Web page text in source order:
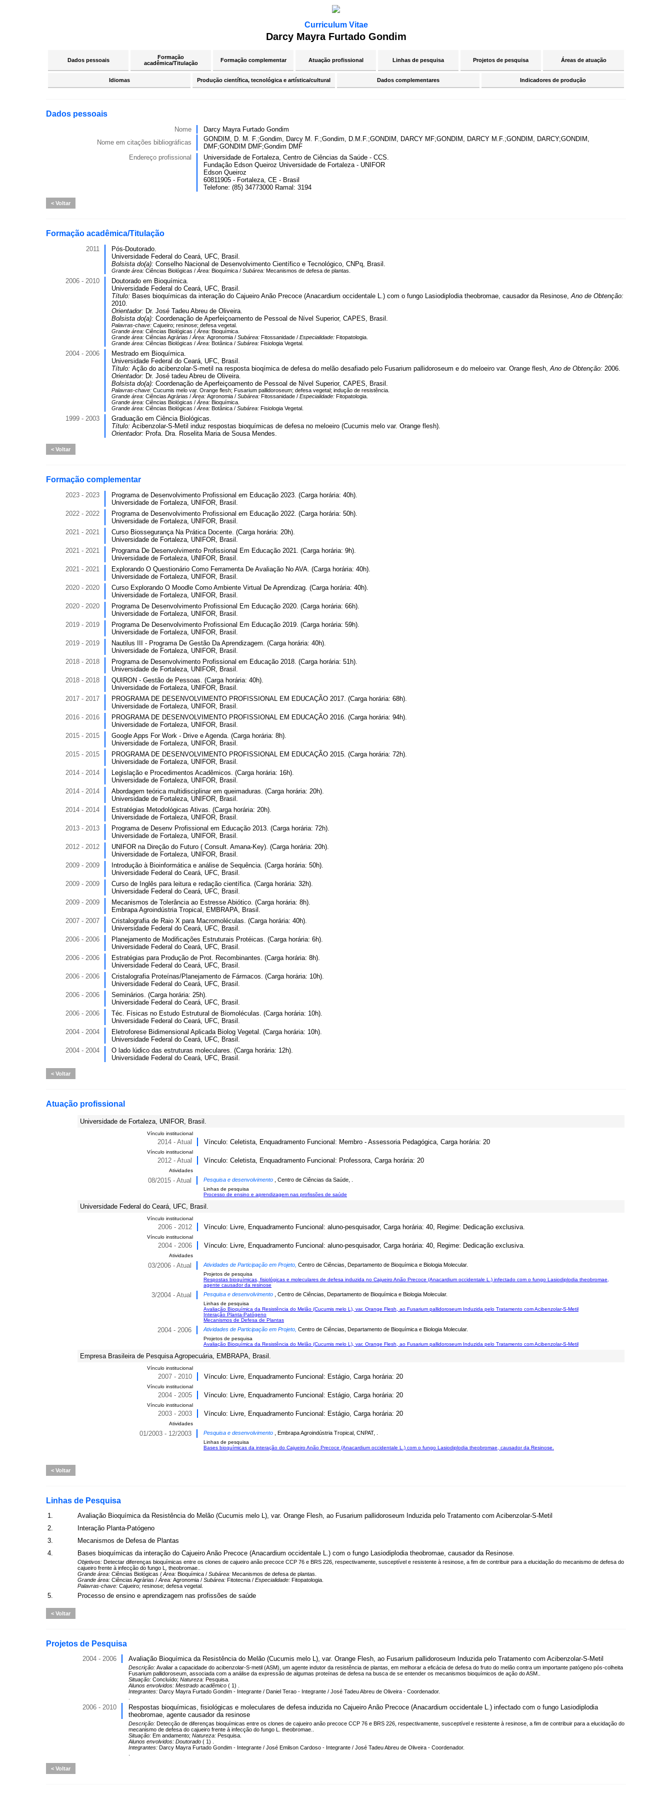
Curriculum Vitae
Darcy Mayra Furtado Gondim
Dados pessoais
Formação
acadêmica/Titulação
Formação complementar Atuação profissional Linhas de pesquisa Projetos de pesquisa Áreas de atuação
Idiomas Produção científica, tecnológica e artística/cultural Dados complementares Indicadores de produção
Dados pessoais
Nome
Darcy Mayra Furtado Gondim
Nome em citações bibliográficas
GONDIM, D. M. F.;Gondim, Darcy M. F.;Gondim, D.M.F.;GONDIM, DARCY MF;GONDIM, DARCY M.F.;GONDIM, DARCY;GONDIM,
DMF;GONDIM DMF;Gondim DMF
Endereço profissional
Universidade de Fortaleza, Centro de Ciências da Saúde - CCS.
Fundação Edson Queiroz Universidade de Fortaleza - UNIFOR
Edson Queiroz
60811905 - Fortaleza, CE - Brasil
Telefone: (85) 34773000 Ramal: 3194
Voltar
Formação acadêmica/Titulação
2011
Pós-Doutorado.
Universidade Federal do Ceará, UFC, Brasil.
Bolsista do(a): Conselho Nacional de Desenvolvimento Científico e Tecnológico, CNPq, Brasil.
Grande área: Ciências Biológicas / Área: Bioquímica / Subárea: Mecanismos de defesa de plantas.
2006 - 2010
Doutorado em Bioquímica.
Universidade Federal do Ceará, UFC, Brasil.
Título: Bases bioquímicas da interação do Cajueiro Anão Precoce (Anacardium occidentale L.) com o fungo Lasiodiplodia theobromae, causador da Resinose,Ano de Obtenção:
2010.
Orientador: Dr. José Tadeu Abreu de Oliveira.
Bolsista do(a): Coordenação de Aperfeiçoamento de Pessoal de Nível Superior, CAPES, Brasil.
Palavras-chave: Cajueiro; resinose; defesa vegetal.
Grande área: Ciências Biológicas / Área: Bioquímica.
Grande área: Ciências Agrárias / Área: Agronomia / Subárea: Fitossanidade / Especialidade: Fitopatologia.
Grande área: Ciências Biológicas / Área: Botânica / Subárea: Fisiologia Vegetal.
2004 - 2006
Mestrado em Bioquímica.
Universidade Federal do Ceará, UFC, Brasil.
Título: Ação do acibenzolar-S-metil na resposta bioqímica de defesa do melão desafiado pelo Fusarium pallidoroseum e do meloeiro var. Orange flesh,Ano de Obtenção: 2006.
Orientador: Dr. José tadeu Abreu de Oliveira.
Bolsista do(a): Coordenação de Aperfeiçoamento de Pessoal de Nível Superior, CAPES, Brasil.
Palavras-chave: Cucumis melo var. Orange flesh; Fusarium pallidoroseum; defesa vegetal; indução de resistência.
Grande área: Ciências Agrárias / Área: Agronomia / Subárea: Fitossanidade / Especialidade: Fitopatologia.
Grande área: Ciências Biológicas / Área: Bioquímica.
Grande área: Ciências Biológicas / Área: Botânica / Subárea: Fisiologia Vegetal.
1999 - 2003
Graduação em Ciência Biológicas.
Título: Acibenzolar-S-Metil induz respostas bioquímicas de defesa no meloeiro (Cucumis melo var. Orange flesh).
Orientador: Profa. Dra. Roselita Maria de Sousa Mendes.
Voltar
Formação complementar
2023 - 2023
Programa de Desenvolvimento Profissional em Educação 2023. (Carga horária: 40h).
Universidade de Fortaleza, UNIFOR, Brasil.
2022 - 2022
Programa de Desenvolvimento Profissional em Educação 2022. (Carga horária: 50h).
Universidade de Fortaleza, UNIFOR, Brasil.
2021 - 2021
Curso Biossegurança Na Prática Docente. (Carga horária: 20h).
Universidade de Fortaleza, UNIFOR, Brasil.
2021 - 2021
Programa De Desenvolvimento Profissional Em Educação 2021. (Carga horária: 9h).
Universidade de Fortaleza, UNIFOR, Brasil.
2021 - 2021
Explorando O Questionário Como Ferramenta De Avaliação No AVA. (Carga horária: 40h).
Universidade de Fortaleza, UNIFOR, Brasil.
2020 - 2020
Curso Explorando O Moodle Como Ambiente Virtual De Aprendizag. (Carga horária: 40h).
Universidade de Fortaleza, UNIFOR, Brasil.
2020 - 2020
Programa De Desenvolvimento Profissional Em Educação 2020. (Carga horária: 66h).
Universidade de Fortaleza, UNIFOR, Brasil.
2019 - 2019
Programa De Desenvolvimento Profissional Em Educação 2019. (Carga horária: 59h).
Universidade de Fortaleza, UNIFOR, Brasil.
2019 - 2019
Nautilus III - Programa De Gestão Da Aprendizagem. (Carga horária: 40h).
Universidade de Fortaleza, UNIFOR, Brasil.
2018 - 2018
Programa de Desenvolvimento Profissional em Educação 2018. (Carga horária: 51h).
Universidade de Fortaleza, UNIFOR, Brasil.
2018 - 2018
QUIRON - Gestão de Pessoas. (Carga horária: 40h).
Universidade de Fortaleza, UNIFOR, Brasil.
2017 - 2017
PROGRAMA DE DESENVOLVIMENTO PROFISSIONAL EM EDUCAÇÃO 2017. (Carga horária: 68h).
Universidade de Fortaleza, UNIFOR, Brasil.
2016 - 2016
PROGRAMA DE DESENVOLVIMENTO PROFISSIONAL EM EDUCAÇÃO 2016. (Carga horária: 94h).
Universidade de Fortaleza, UNIFOR, Brasil.
2015 - 2015
Google Apps For Work - Drive e Agenda. (Carga horária: 8h).
Universidade de Fortaleza, UNIFOR, Brasil.
2015 - 2015
PROGRAMA DE DESENVOLVIMENTO PROFISSIONAL EM EDUCAÇÃO 2015. (Carga horária: 72h).
Universidade de Fortaleza, UNIFOR, Brasil.
2014 - 2014
Legislação e Procedimentos Acadêmicos. (Carga horária: 16h).
Universidade de Fortaleza, UNIFOR, Brasil.
2014 - 2014
Abordagem teórica multidisciplinar em queimaduras. (Carga horária: 20h).
Universidade de Fortaleza, UNIFOR, Brasil.
2014 - 2014
Estratégias Metodológicas Ativas. (Carga horária: 20h).
Universidade de Fortaleza, UNIFOR, Brasil.
2013 - 2013
Programa de Desenv Profissional em Educação 2013. (Carga horária: 72h).
Universidade de Fortaleza, UNIFOR, Brasil.
2012 - 2012
UNIFOR na Direção do Futuro ( Consult. Amana-Key). (Carga horária: 20h).
Universidade de Fortaleza, UNIFOR, Brasil.
2009 - 2009
Introdução à Bioinformática e análise de Sequência. (Carga horária: 50h).
Universidade Federal do Ceará, UFC, Brasil.
2009 - 2009
Curso de Inglês para leitura e redação científica. (Carga horária: 32h).
Universidade Federal do Ceará, UFC, Brasil.
2009 - 2009
Mecanismos de Tolerância ao Estresse Abiótico. (Carga horária: 8h).
Embrapa Agroindústria Tropical, EMBRAPA, Brasil.
2007 - 2007
Cristalografia de Raio X para Macromoléculas. (Carga horária: 40h).
Universidade Federal do Ceará, UFC, Brasil.
2006 - 2006
Planejamento de Modificações Estruturais Protéicas. (Carga horária: 6h).
Universidade Federal do Ceará, UFC, Brasil.
2006 - 2006
Estratégias para Produção de Prot. Recombinantes. (Carga horária: 8h).
Universidade Federal do Ceará, UFC, Brasil.
2006 - 2006
Cristalografia Proteínas/Planejamento de Fármacos. (Carga horária: 10h).
Universidade Federal do Ceará, UFC, Brasil.
2006 - 2006
Seminários. (Carga horária: 25h).
Universidade Federal do Ceará, UFC, Brasil.
2006 - 2006
Téc. Físicas no Estudo Estrutural de Biomoléculas. (Carga horária: 10h).
Universidade Federal do Ceará, UFC, Brasil.
2004 - 2004
Eletroforese Bidimensional Aplicada Biolog Vegetal. (Carga horária: 10h).
Universidade Federal do Ceará, UFC, Brasil.
2004 - 2004
O lado lúdico das estruturas moleculares. (Carga horária: 12h).
Universidade Federal do Ceará, UFC, Brasil.
Voltar
Atuação profissional
Universidade de Fortaleza, UNIFOR, Brasil.
Vínculo institucional
2014 - Atual Vínculo: Celetista, Enquadramento Funcional: Membro - Assessoria Pedagógica, Carga horária: 20
Vínculo institucional
2012 - Atual Vínculo: Celetista, Enquadramento Funcional: Professora, Carga horária: 20
Atividades
08/2015 - Atual Pesquisa e desenvolvimento , Centro de Ciências da Saúde, .
Linhas de pesquisa
Processo de ensino e aprendizagem nas profissões de saúde
Universidade Federal do Ceará, UFC, Brasil.
Vínculo institucional
2006 - 2012 Vínculo: Livre, Enquadramento Funcional: aluno-pesquisador, Carga horária: 40, Regime: Dedicação exclusiva.
Vínculo institucional
2004 - 2006 Vínculo: Livre, Enquadramento Funcional: aluno-pesquisador, Carga horária: 40, Regime: Dedicação exclusiva.
Atividades
03/2006 - Atual Atividades de Participação em Projeto, Centro de Ciências, Departamento de Bioquímica e Biologia Molecular.
Projetos de pesquisa
Respostas bioquímicas, fisiológicas e moleculares de defesa induzida no Cajueiro Anão Precoce (Anacardium occidentale L.) infectado com o fungo Lasiodiplodia theobromae,
agente causador da resinose
3/2004 - Atual Pesquisa e desenvolvimento , Centro de Ciências, Departamento de Bioquímica e Biologia Molecular.
Linhas de pesquisa
Avaliação Bioquímica da Resistência do Melão (Cucumis melo L), var. Orange Flesh, ao Fusarium pallidoroseum Induzida pelo Tratamento com Acibenzolar-S-Metil
Interação Planta-Patógeno
Mecanismos de Defesa de Plantas
2004 - 2006 Atividades de Participação em Projeto, Centro de Ciências, Departamento de Bioquímica e Biologia Molecular.
Projetos de pesquisa
Avaliação Bioquímica da Resistência do Melão (Cucumis melo L), var. Orange Flesh, ao Fusarium pallidoroseum Induzida pelo Tratamento com Acibenzolar-S-Metil
Empresa Brasileira de Pesquisa Agropecuária, EMBRAPA, Brasil.
Vínculo institucional
2007 - 2010 Vínculo: Livre, Enquadramento Funcional: Estágio, Carga horária: 20
Vínculo institucional
2004 - 2005 Vínculo: Livre, Enquadramento Funcional: Estágio, Carga horária: 20
Vínculo institucional
2003 - 2003 Vínculo: Livre, Enquadramento Funcional: Estágio, Carga horária: 20
Atividades
01/2003 - 12/2003 Pesquisa e desenvolvimento , Embrapa Agroindústria Tropical, CNPAT, .
Linhas de pesquisa
Bases bioquímicas da interação do Cajueiro Anão Precoce (Anacardium occidentale L.) com o fungo Lasiodiplodia theobromae, causador da Resinose.
Voltar
Linhas de Pesquisa
1.
Avaliação Bioquímica da Resistência do Melão (Cucumis melo L), var. Orange Flesh, ao Fusarium pallidoroseum Induzida pelo Tratamento com Acibenzolar-S-Metil
2.
Interação Planta-Patógeno
3.
Mecanismos de Defesa de Plantas
4.
Bases bioquímicas da interação do Cajueiro Anão Precoce (Anacardium occidentale L.) com o fungo Lasiodiplodia theobromae, causador da Resinose.
Objetivos: Detectar diferenças bioquímicas entre os clones de cajueiro anão precoce CCP 76 e BRS 226, respectivamente, susceptível e resistente à resinose, a fim de contribuir para a elucidação do mecanismo de defesa do
cajueiro frente à infecção do fungo L. theobromae..
Grande área: Ciências Biológicas / Área: Bioquímica / Subárea: Mecanismos de defesa de plantas.
Grande área: Ciências Agrárias / Área: Agronomia / Subárea: Fitotecnia / Especialidade: Fitopatologia.
Palavras-chave: Cajueiro; resinose; defesa vegetal.
5. Processo de ensino e aprendizagem nas profissões de saúde
Voltar
Projetos de Pesquisa
2004 - 2006 Avaliação Bioquímica da Resistência do Melão (Cucumis melo L), var. Orange Flesh, ao Fusarium pallidoroseum Induzida pelo Tratamento com Acibenzolar-S-Metil
Descrição: Avaliar a capacidade do acibenzolar-S-metil (ASM), um agente indutor da resistência de plantas, em melhorar a eficácia de defesa do fruto do melão contra um importante patógeno pós-colheita
Fusarium pallidoroseum, associada com a análise da expressão de algumas proteínas de defesa na busca de se entender os mecanismos bioquímicos de ação do ASM..
Situação: Concluído; Natureza: Pesquisa.
Alunos envolvidos: Mestrado acadêmico ( 1) .
Integrantes: Darcy Mayra Furtado Gondim - Integrante / Daniel Terao - Integrante / José Tadeu Abreu de Oliveira - Coordenador.
2006 - 2010
Respostas bioquímicas, fisiológicas e moleculares de defesa induzida no Cajueiro Anão Precoce (Anacardium occidentale L.) infectado com o fungo Lasiodiplodia
theobromae, agente causador da resinose
Descrição: Detecção de diferenças bioquímicas entre os clones de cajueiro anão precoce CCP 76 e BRS 226, respectivamente, susceptível e resistente à resinose, a fim de contribuir para a elucidação do
mecanismo de defesa do cajueiro frente à infecção do fungo L. theobromae..
Situação: Em andamento; Natureza: Pesquisa.
Alunos envolvidos: Doutorado ( 1) .
Integrantes: Darcy Mayra Furtado Gondim - Integrante / José Emilson Cardoso - Integrante / José Tadeu Abreu de Oliveira - Coordenador.
Voltar